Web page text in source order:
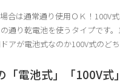
合は通常通り使用ＯＫ！100V
通り乾電池を使うタイプです
アが電池式なのか100V式のど
電池式」「100V式